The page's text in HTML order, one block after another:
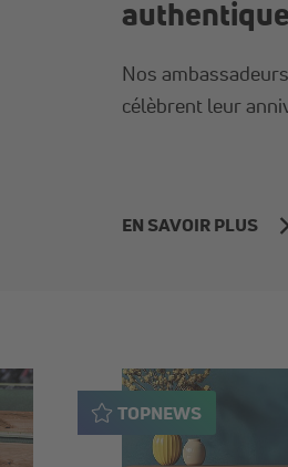
Nos
célèbrent leur
EN SAVOIR PLUS
TOPNEWS